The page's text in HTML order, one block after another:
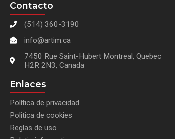
Contacto
(514) 360-3190
info@artim.ca
7450 Rue Saint-Hubert Montreal, Quebec
H2R 2N3, Canada
Enlaces
Política de privacidad
Politica de cookies
Reglas de uso